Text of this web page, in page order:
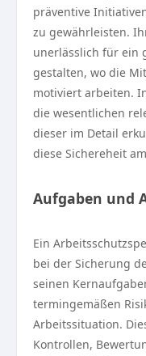
präventive
zu gewährleisten.
unerlässlich für ein
gestalten, wo die
motiviert arbeiten.
die wesentlichen
dieser im Detail
diese Sichereheit
Aufgaben und
Ein
bei der Sicherung
seinen
termingemäßen
Arbeitssituation.
Kontrollen,